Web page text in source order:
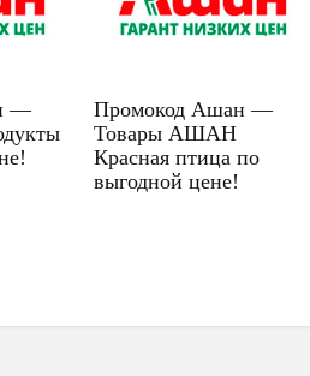
—
Промокод Ашан —
Товары АШАН
Красная птица по
выгодной цене!